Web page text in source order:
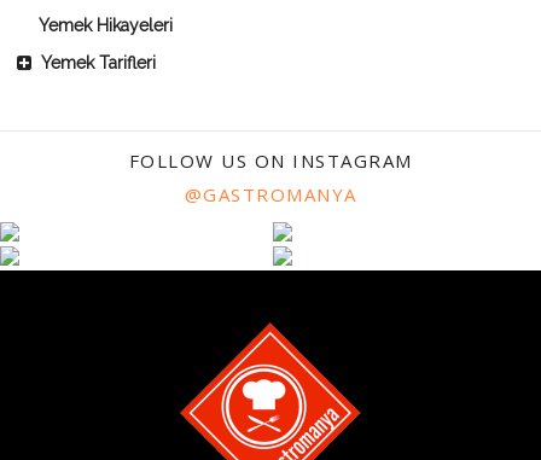
Yemek Hikayeleri
Yemek Tarifleri
FOLLOW US ON INSTAGRAM
@GASTROMANYA